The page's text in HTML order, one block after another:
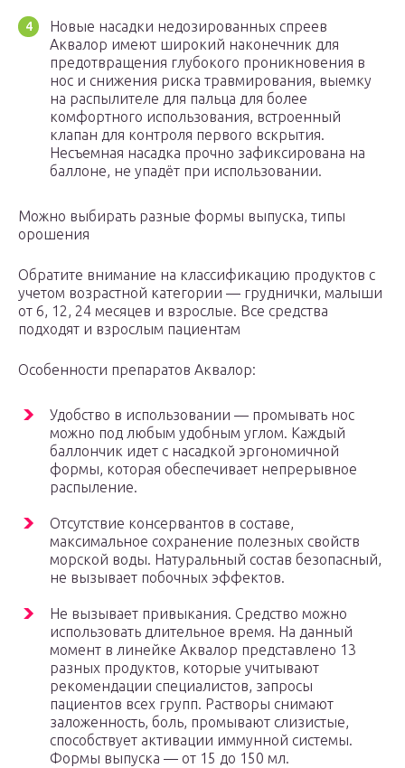
Новые насадки недозированных спреев
Аквалор имеют широкий наконечник для
предотвращения глубокого проникновения в
нос и снижения риска травмирования, выемку
на распылителе для пальца для более
комфортного использования, встроенный
клапан для контроля первого вскрытия.
Несъемная насадка прочно зафиксирована на
баллоне, не упадёт при использовании.
Можно выбирать разные формы выпуска, типы
орошения
Обратите внимание на классификацию продуктов с
учетом возрастной категории — груднички, малыши
от 6, 12, 24 месяцев и взрослые. Все средства
подходят и взрослым пациентам
Особенности препаратов Аквалор:
Удобство в использовании — промывать нос
можно под любым удобным углом. Каждый
баллончик идет с насадкой эргономичной
формы, которая обеспечивает непрерывное
распыление.
Отсутствие консервантов в составе,
максимальное сохранение полезных свойств
морской воды. Натуральный состав безопасный,
не вызывает побочных эффектов.
Не вызывает привыкания. Средство можно
использовать длительное время. На данный
момент в линейке Аквалор представлено 13
разных продуктов, которые учитывают
рекомендации специалистов, запросы
пациентов всех групп. Растворы снимают
заложенность, боль, промывают слизистые,
способствует активации иммунной системы.
Формы выпуска — от 15 до 150 мл.